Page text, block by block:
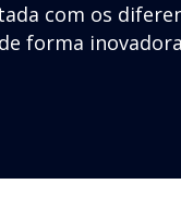
com os
forma